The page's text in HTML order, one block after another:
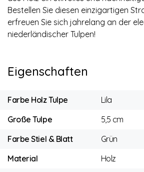
Bestellen Sie diesen einzigartigen
erfreuen Sie sich jahrelang an der
niederländischer Tulpen!
Eigenschaften
Farbe Holz Tulpe
Lila
Große Tulpe
5,5 cm
Farbe Stiel & Blatt
Grün
Material
Holz